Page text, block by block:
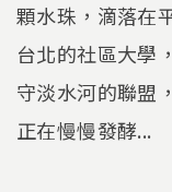
顆水珠，滴落在
台北的社區大學
守淡水河的聯盟
正在慢慢發酵...